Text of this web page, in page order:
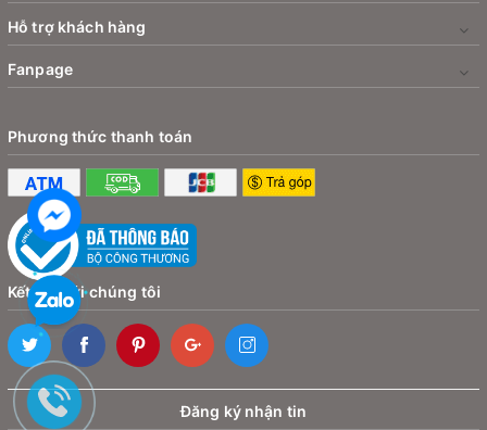
Baseus Door Open Warning Light
Hỗ trợ khách hàng
Fanpage
Phương thức thanh toán
Kết nối với chúng tôi
Đăng ký nhận tin